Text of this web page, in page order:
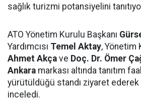
sağlık turizmi potansiyelini
ATO Yönetim Kurulu Başkanı
Yardımcısı Temel Aktay, Yönetim
Ahmet Akça ve Doç. Dr. Ömer
Ankara markası altında tanıtım
yürütüldüğü standı ziyaret ederek
inceledi.